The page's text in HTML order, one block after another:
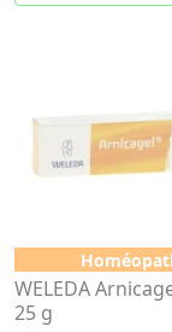
WELEDA
25 g